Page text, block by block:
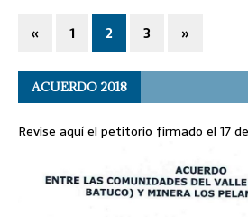
« 1 2 3 »
ACUERDO 2018
Revise aquí el petitorio firmado el 17